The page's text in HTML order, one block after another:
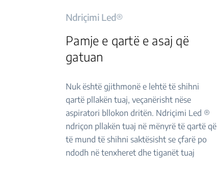
Ndriçimi Led®
Pamje e qartë e asaj që
gatuan
Nuk është gjithmonë e lehtë të shihni
qartë pllakën tuaj, veçanërisht nëse
aspiratori bllokon dritën. Ndriçimi Led ®
ndriçon pllakën tuaj në mënyrë të qartë që
të mund të shihni saktësisht se çfarë po
ndodh në tenxheret dhe tiganët tuaj